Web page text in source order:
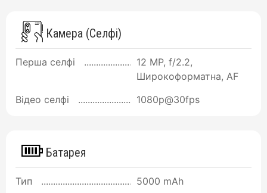
Камера (Селфі)
Перша селфі
12 MP, f/2.2,
Широкоформатна, AF
Відео селфі
1080p@30fps
Батарея
Тип
5000 mAh